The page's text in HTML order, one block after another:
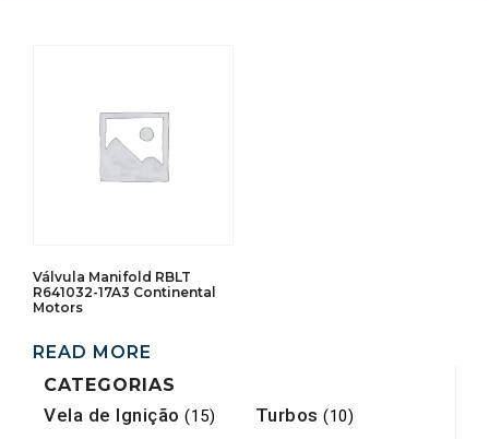
CATEGORIAS
Vela de Ignição (15) Turbos (10)
Válvula Manifold RBLT
R641032-17A3 Continental
Motors
READ MORE